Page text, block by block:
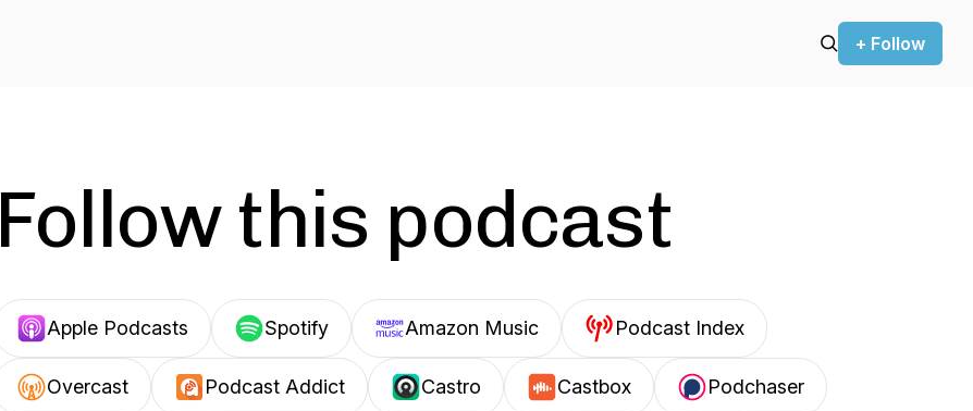
+ Follow
Follow this podcast
Apple Podcasts Spotify Amazon Music Podcast Index
Overcast Podcast Addict Castro Castbox Podchaser